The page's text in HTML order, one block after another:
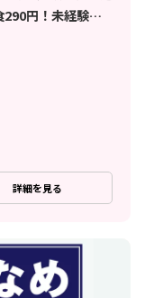
円！未経験
詳細を見る